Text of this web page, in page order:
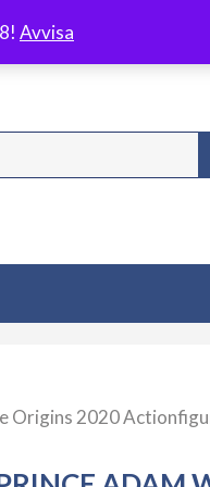
Avvisa
Origins 2020